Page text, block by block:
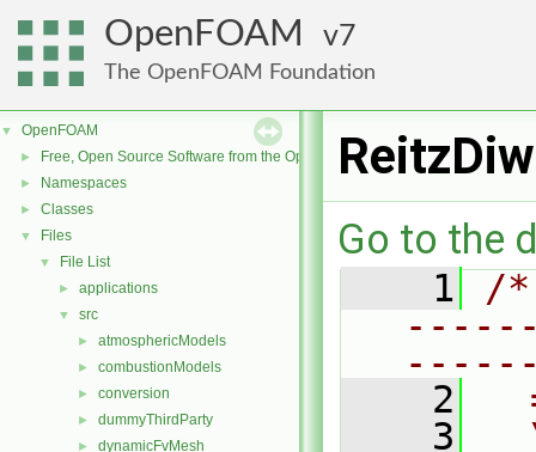
OpenFOAM 7
The OpenFOAM Foundation
▼ OpenFOAM
► Free, Open Source Software from the OpenFOAM Foundation
► Namespaces
► Classes
▼ Files
▼ File List
► applications
▼ src
► atmosphericModels
► combustionModels
► conversion
► dummyThirdParty
► dynamicFvMesh
Go to the
    1
/
    2
    3